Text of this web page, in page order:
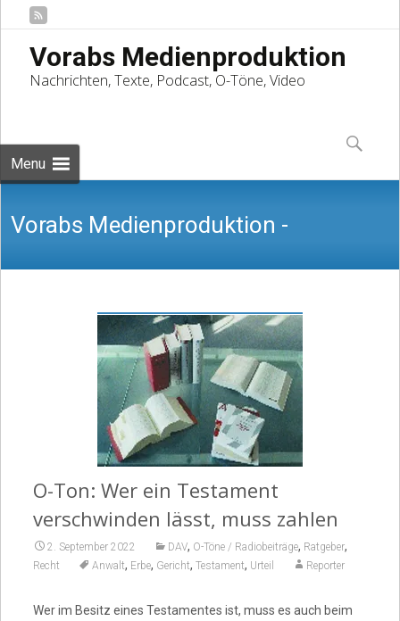
Vorabs Medienproduktion
Nachrichten, Texte, Podcast, O-Töne, Video
Menu
to
content
Suchen
nach:
Vorabs Medienproduktion -
Nachrichten, Texte, Podcast, O-Töne,
O-Ton: Wer ein Testament
verschwinden lässt, muss zahlen
2. September 2022 DAV, O-Töne / Radiobeiträge, Ratgeber,
Recht Anwalt, Erbe, Gericht, Testament, Urteil Reporter
Wer im Besitz eines Testamentes ist, muss es auch beim